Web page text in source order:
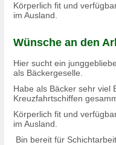
Körperlich fit und
im Ausland.
Wünsche an den
Hier sucht ein
als Bäckergeselle.
Habe als Bäcker sehr viel
Kreuzfahrtschiffen
Körperlich fit und
im Ausland.
Bin bereit für